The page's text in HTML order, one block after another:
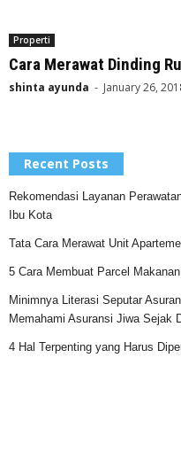
Properti
Cara Merawat Dinding
shinta ayunda - January 26,
Recent Posts
Rekomendasi Layanan
Ibu Kota
Tata Cara Merawat Unit
5 Cara Membuat Parcel
Minimnya Literasi Seputar
Memahami Asuransi Jiwa Sejak
4 Hal Terpenting yang Harus